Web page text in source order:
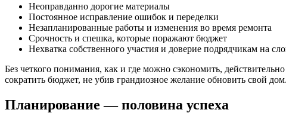
Неоправданно дорогие материалы
Постоянное исправление ошибок и переделки
Незапланированные работы и изменения во время ремонта
Срочность и спешка, которые поражают бюджет
Нехватка собственного участия и доверие подрядчикам на
Без четкого понимания, как и где можно сэкономить,
сократить бюджет, не убив грандиозное желание обновить свой дом.
Планирование — половина успеха